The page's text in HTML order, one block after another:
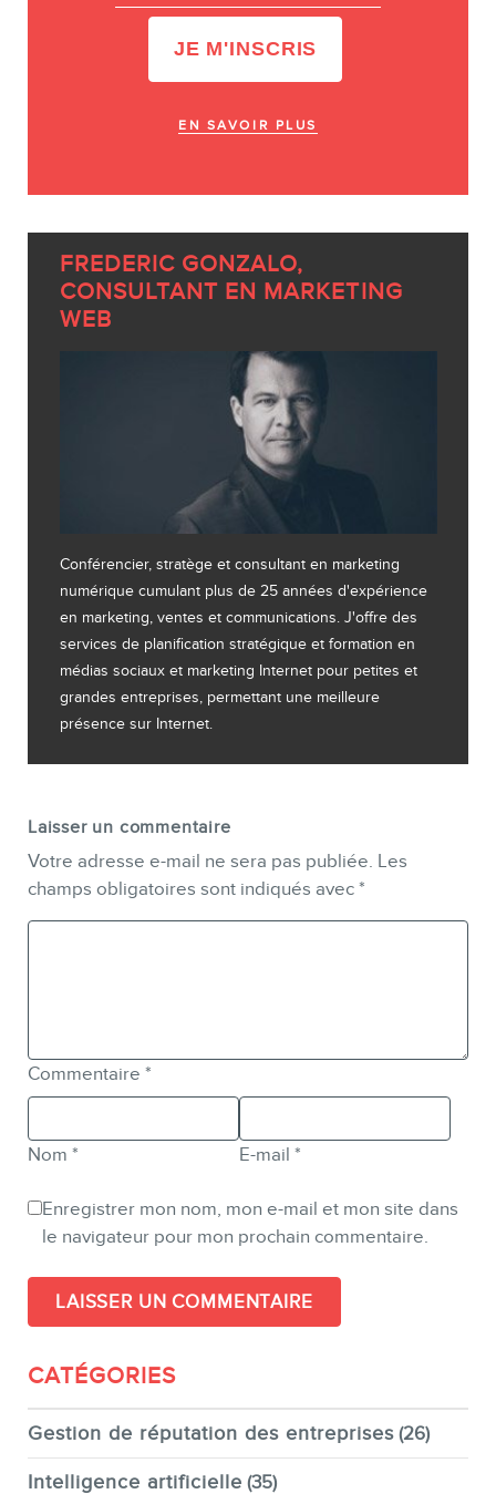
EN SAVOIR PLUS
FREDERIC GONZALO,
CONSULTANT EN MARKETING
WEB
Conférencier, stratège et consultant en marketing
numérique cumulant plus de 25 années d'expérience
en marketing, ventes et communications. J'offre des
services de planification stratégique et formation en
médias sociaux et marketing Internet pour petites et
grandes entreprises, permettant une meilleure
présence sur Internet.
Laisser un commentaire
Votre adresse e-mail ne sera pas publiée. Les
champs obligatoires sont indiqués avec *
Commentaire *
Nom * E-mail *
Enregistrer mon nom, mon e-mail et mon site dans
le navigateur pour mon prochain commentaire.
CATÉGORIES
Gestion de réputation des entreprises (26)
Intelligence artificielle (35)